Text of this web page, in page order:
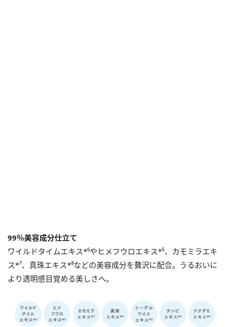
99％美容成分仕立て
ワイルドタイムエキス*⁶やヒメフウロエキス*⁵、カモミラエキ
ス*⁷、真珠エキス*⁸などの美容成分を贅沢に配合。うるおいに
より透明感目覚める美しさへ。